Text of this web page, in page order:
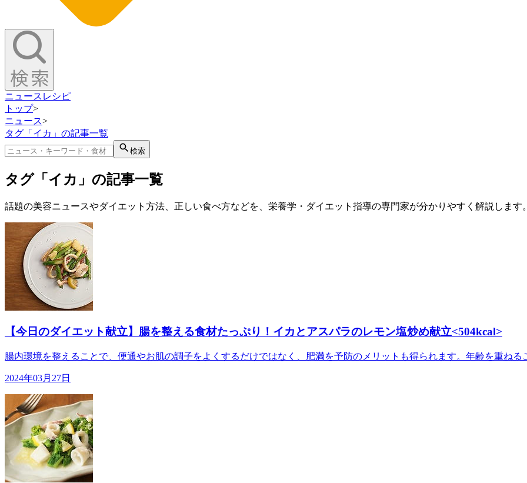
ニュース レシピ
トップ>
ニュース>
タグ「イカ」の記事一覧
検索
タグ「イカ」の記事一覧
話題の美容ニュースやダイエット方法、正しい食べ方などを、栄養学・ダイエット指導の専門家が分かりやすく解説します
【今日のダイエット献立】腸を整える食材たっぷり！イカとアスパラのレモン塩炒め献立<504kcal>
腸内環境を整えることで、便通やお肌の調子をよくするだけではなく、肥満を予防のメリットも得られます。年齢を重ねる
2024年03月27日